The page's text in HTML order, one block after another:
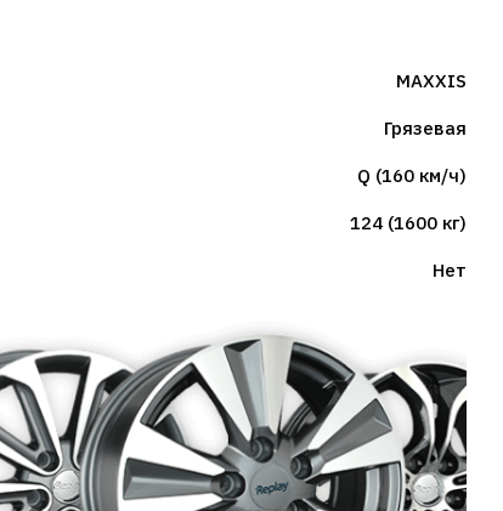
MAXXIS
Грязевая
Q (160 км/ч)
124 (1600 кг)
Нет